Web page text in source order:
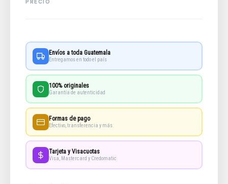
Envíos a toda Guatemala
Entregamos en todo el país
100% originales
Garantía de autenticidad
Formas de pago
Efectivo, transferencia y más
Tarjeta y Visacuotas
Visa, Mastercard y Credomatic